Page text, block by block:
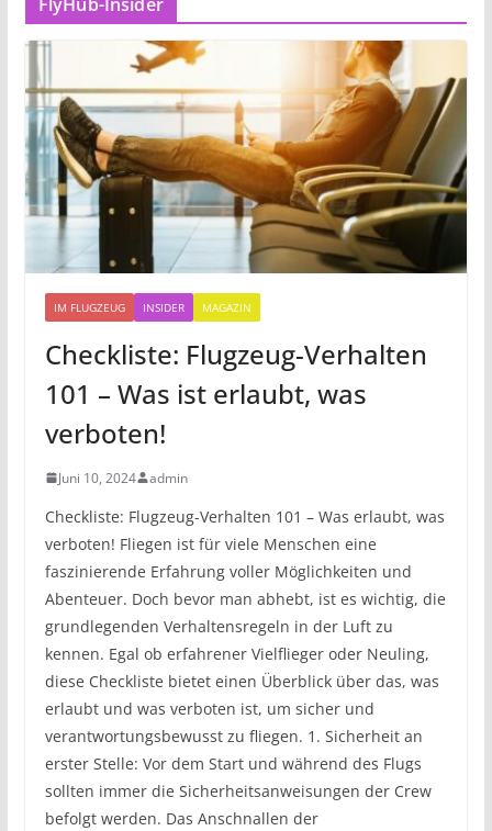
IM FLUGZEUG INSIDER MAGAZIN
Checkliste: Flugzeug-Verhalten
101 – Was ist erlaubt, was
verboten!
Juni 10, 2024 admin
Checkliste: Flugzeug-Verhalten 101 – Was erlaubt, was
verboten! Fliegen ist für viele Menschen eine
faszinierende Erfahrung voller Möglichkeiten und
Abenteuer. Doch bevor man abhebt, ist es wichtig, die
grundlegenden Verhaltensregeln in der Luft zu
kennen. Egal ob erfahrener Vielflieger oder Neuling,
diese Checkliste bietet einen Überblick über das, was
erlaubt und was verboten ist, um sicher und
verantwortungsbewusst zu fliegen. 1. Sicherheit an
erster Stelle: Vor dem Start und während des Flugs
sollten immer die Sicherheitsanweisungen der Crew
befolgt werden. Das Anschnallen der